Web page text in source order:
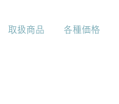
取扱商品 各種価格